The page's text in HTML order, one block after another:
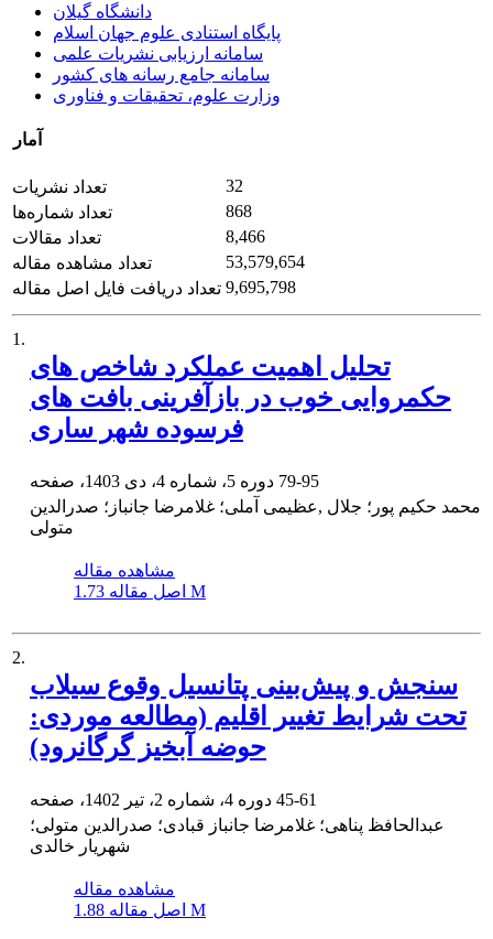
دانشگاه گیلان
پایگاه استنادی علوم جهان اسلام
سامانه ارزیابی نشریات علمی
سامانه جامع رسانه های کشور
وزارت علوم، تحقیقات و فناوری
آمار
تعداد نشریات
32
تعداد شماره‌ها
868
تعداد مقالات
8,466
تعداد مشاهده مقاله
53,579,654
تعداد دریافت فایل اصل مقاله 9,695,798
1.
تحلیل اهمیت عملکرد شاخص های
حکمروایی خوب در بازآفرینی بافت های
فرسوده شهر ساری
79-95
محمد حکیم پور؛ جلال ,عظیمی آملی؛ غلامرضا جانباز؛ صدرالدین
متولی
مشاهده مقاله
اصل مقاله 1.73 M
2.
سنجش و پیش‌بینی پتانسیل وقوع سیلاب
تحت شرایط تغییر اقلیم (مطالعه موردی:
حوضه آبخیز گرگانرود)
45-61
عبدالحافظ پناهی؛ غلامرضا جانباز قبادی؛ صدرالدین متولی؛
شهریار خالدی
مشاهده مقاله
اصل مقاله 1.88 M